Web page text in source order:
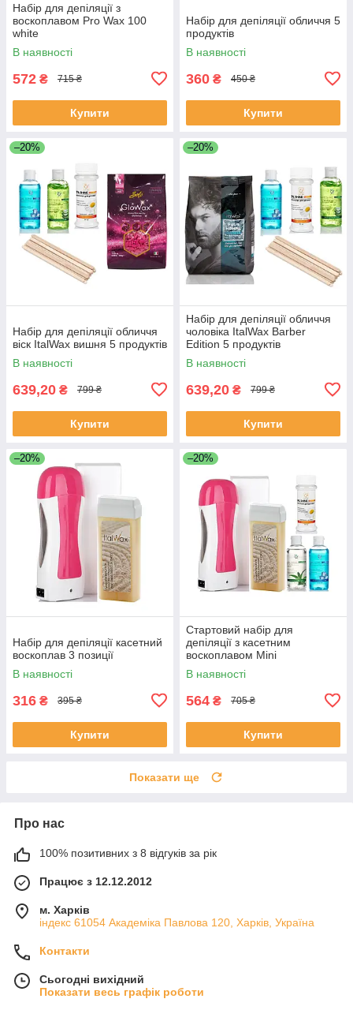
Набір для депіляції з
воскоплавом Pro Wax 100
white
В наявності
572 ₴ 715 ₴
Купити
Набір для депіляції обличчя 5
продуктів
В наявності
360 ₴ 450 ₴
Купити
–20%
Набір для депіляції обличчя
віск ItalWax вишня 5 продуктів
В наявності
639,20 ₴ 799 ₴
Купити
–20%
Набір для депіляції обличчя
чоловіка ItalWax Barber
Edition 5 продуктів
В наявності
639,20 ₴ 799 ₴
Купити
–20%
Набір для депіляції касетний
воскоплав 3 позиції
В наявності
316 ₴ 395 ₴
Купити
–20%
Стартовий набір для
депіляції з касетним
воскоплавом Mini
В наявності
564 ₴ 705 ₴
Купити
Показати ще
Про нас
100% позитивних з 8 відгуків за рік
Працює з 12.12.2012
м. Харків
індекс 61054 Академіка Павлова 120, Харків, Україна
Контакти
Сьогодні вихідний
Показати весь графік роботи